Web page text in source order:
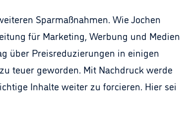
Sparmaßnahmen. Wie Jochen
für Marketing, Werbung und Medien
über Preisreduzierungen in einigen
teuer geworden. Mit Nachdruck werde
Inhalte weiter zu forcieren. Hier sei